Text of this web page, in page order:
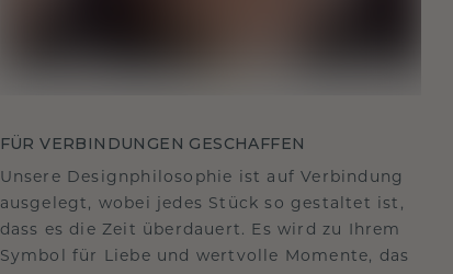
FÜR VERBINDUNGEN GESCHAFFEN
Unsere Designphilosophie ist auf Verbindung
ausgelegt, wobei jedes Stück so gestaltet ist,
dass es die Zeit überdauert. Es wird zu Ihrem
Symbol für Liebe und wertvolle Momente, das